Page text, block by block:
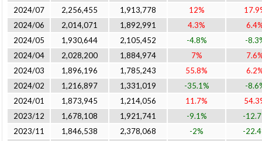
2024/07
2,256,455 1,913,778 12%
2024/06
2,014,071 1,892,991 4.3%
2024/05
1,930,644 2,105,452 -4.8%
-
2024/04
2,028,200 1,884,974 7%
2024/03
1,896,196 1,785,243 55.8%
2024/02
1,216,897 1,331,019 -35.1%
-
2024/01
1,873,945 1,214,056 11.7%
2023/12
1,678,108 1,921,741 -9.1%
-
2023/11
1,846,538 2,378,068 -2%
-